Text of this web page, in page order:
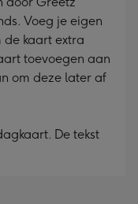
Voeg je eigen
de kaart extra
toevoegen aan
om deze later af
De tekst